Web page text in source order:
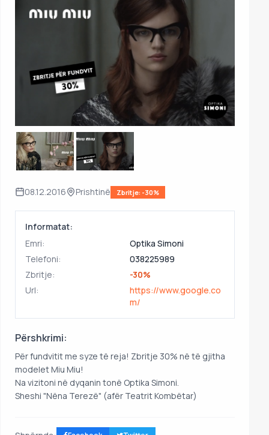
08.12.2016 Prishtinë Zbritje: -30%
Informatat:
Emri:
Optika Simoni
Telefoni:
038225989
Zbritje:
-30%
Url:
https://www.google.co
m/
Përshkrimi:
Për fundvitit me syze të reja! Zbritje 30% në të gjitha
modelet Miu Miu!
Na vizitoni në dyqanin tonë Optika Simoni.
Sheshi "Nëna Terezë" (afër Teatrit Kombëtar)